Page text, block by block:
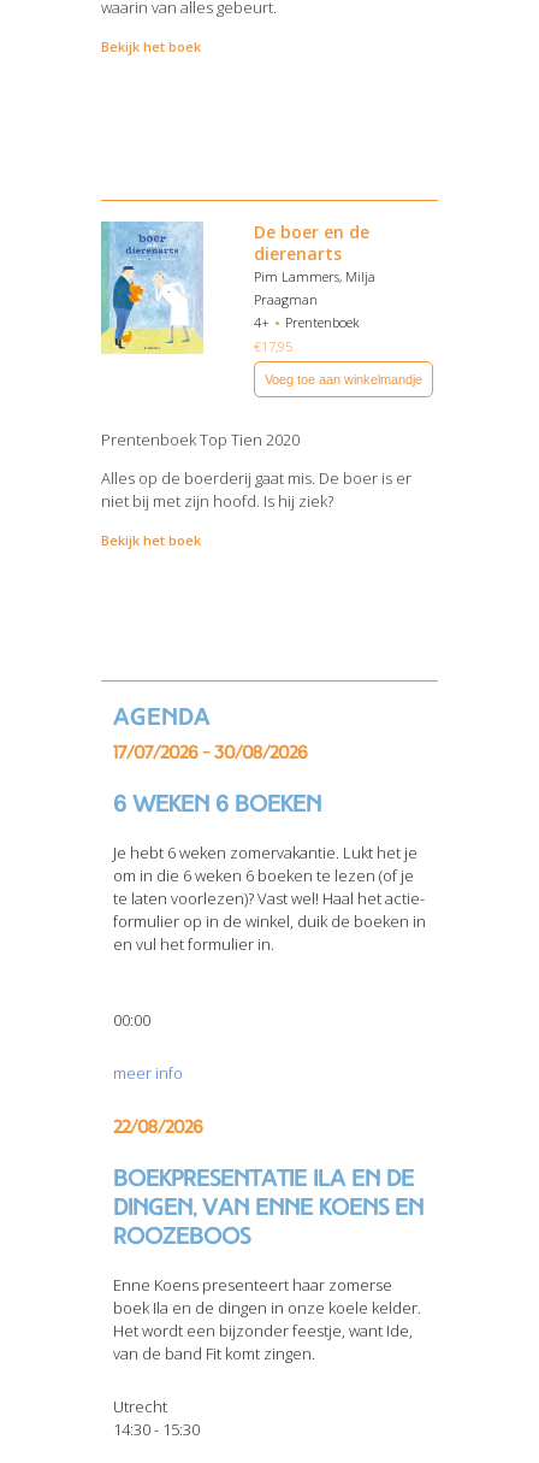
waarin van alles gebeurt.
Bekijk het boek
De boer en de
dierenarts
Pim Lammers, Milja
Praagman
4+
Prentenboek
€17,95
Voeg toe aan winkelmandje
Prentenboek Top Tien 2020
Alles op de boerderij gaat mis. De boer is er
niet bij met zijn hoofd. Is hij ziek?
Bekijk het boek
Agenda
17/07/2026 - 30/08/2026
6 weken 6 boeken
Je hebt 6 weken zomervakantie. Lukt het je
om in die 6 weken 6 boeken te lezen (of je
te laten voorlezen)? Vast wel! Haal het actie-
formulier op in de winkel, duik de boeken in
en vul het formulier in.
00:00
meer info
22/08/2026
Boekpresentatie Ila en de
dingen, van Enne Koens en
Roozeboos
Enne Koens presenteert haar zomerse
boek Ila en de dingen in onze koele kelder.
Het wordt een bijzonder feestje, want Ide,
van de band Fit komt zingen.
Utrecht
14:30 - 15:30